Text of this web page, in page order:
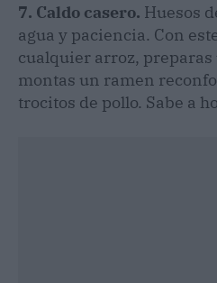
7. Caldo casero. Huesos
agua y paciencia. Con
cualquier arroz,
montas un ramen
trocitos de pollo. Sabe a